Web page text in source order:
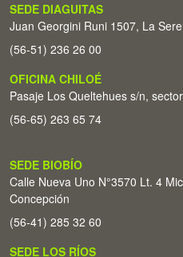
SEDE DIAGUITAS
Juan Georgini Runi 1507, La
(56-51) 236 26 00
OFICINA CHILOÉ
Pasaje Los Queltehues s/n,
(56-65) 263 65 74
SEDE BIOBÍO
Calle Nueva Uno N°3570 Lt. 4
Concepción
(56-41) 285 32 60
SEDE LOS RÍOS